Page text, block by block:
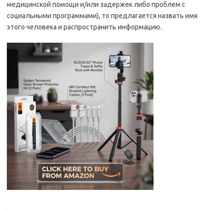
медицинской помощи и/или задержек либо проблем с
социальными программами), то предлагается назвать имя
этого человека и распространить информацию.